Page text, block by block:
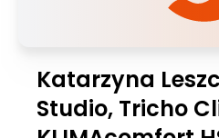
Katarzyna
Studio, Tricho